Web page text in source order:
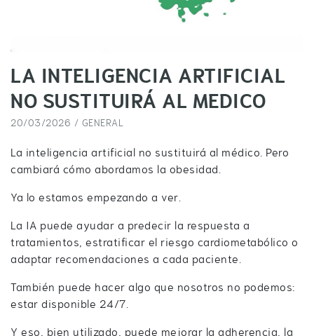
LA INTELIGENCIA ARTIFICIAL
NO SUSTITUIRÁ AL MEDICO
20/03/2026 / GENERAL
La inteligencia artificial no sustituirá al médico. Pero
cambiará cómo abordamos la obesidad.
Ya lo estamos empezando a ver.
La IA puede ayudar a predecir la respuesta a
tratamientos, estratificar el riesgo cardiometabólico o
adaptar recomendaciones a cada paciente.
También puede hacer algo que nosotros no podemos:
estar disponible 24/7.
Y eso, bien utilizado, puede mejorar la adherencia, la